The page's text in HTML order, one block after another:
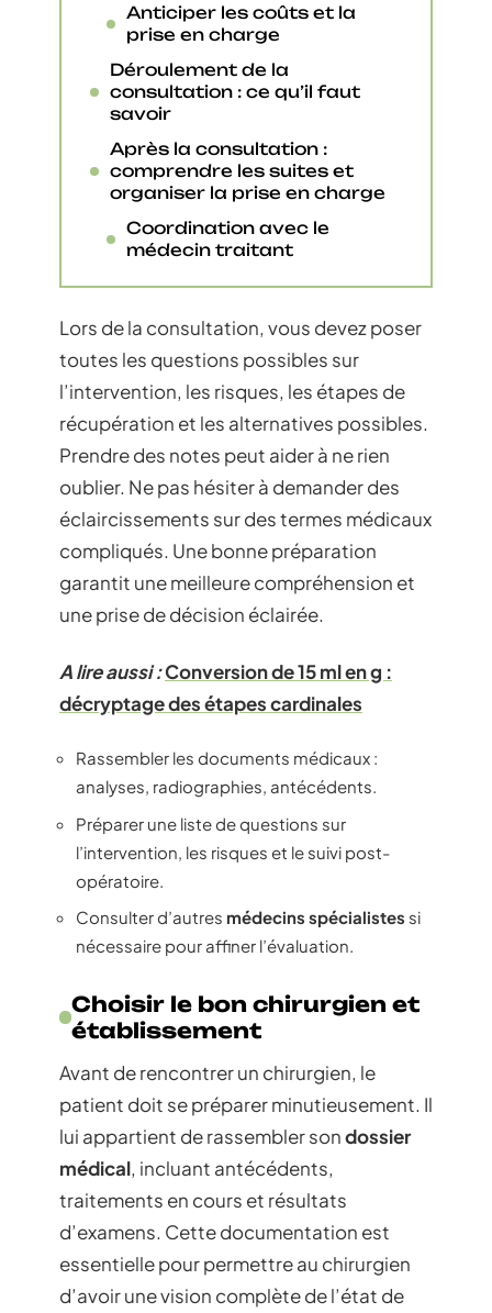
Anticiper les coûts et la
prise en charge
Déroulement de la
consultation : ce qu’il faut
savoir
Après la consultation :
comprendre les suites et
organiser la prise en charge
Coordination avec le
médecin traitant
Lors de la consultation, vous devez poser
toutes les questions possibles sur
l’intervention, les risques, les étapes de
récupération et les alternatives possibles.
Prendre des notes peut aider à ne rien
oublier. Ne pas hésiter à demander des
éclaircissements sur des termes médicaux
compliqués. Une bonne préparation
garantit une meilleure compréhension et
une prise de décision éclairée.
A lire aussi :Conversion de 15 ml en g :
décryptage des étapes cardinales
Rassembler les documents médicaux :
analyses, radiographies, antécédents.
Préparer une liste de questions sur
l’intervention, les risques et le suivi post-
opératoire.
Consulter d’autres médecins spécialistes si
nécessaire pour affiner l’évaluation.
Choisir le bon chirurgien et
établissement
Avant de rencontrer un chirurgien, le
patient doit se préparer minutieusement. Il
lui appartient de rassembler sondossier
médical, incluant antécédents,
traitements en cours et résultats
d’examens. Cette documentation est
essentielle pour permettre au chirurgien
d’avoir une vision complète de l’état de